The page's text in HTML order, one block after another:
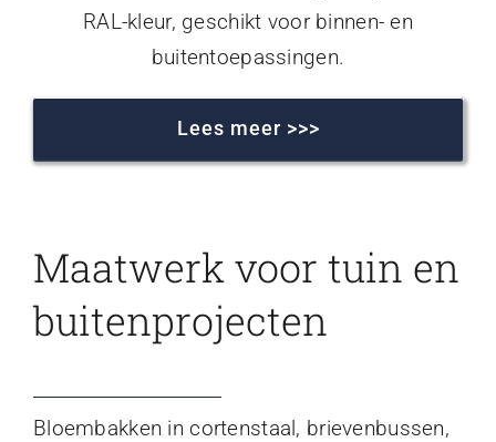
RAL-kleur, geschikt voor binnen- en
buitentoepassingen.
Lees meer >>>
Maatwerk voor tuin en
buitenprojecten
Bloembakken in cortenstaal, brievenbussen,